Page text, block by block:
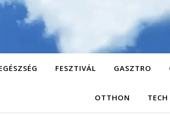
FESZTIVÁL GASZTRO
OTTHON TECH